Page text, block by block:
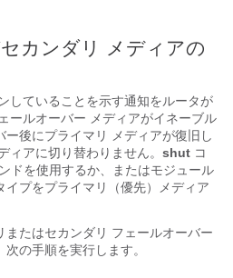
カンダリ メディアの
していることを示す通知をルータが
ールオーバー メディアがイネーブル
後にプライマリ メディアが復旧し
ィアに切り替わりません。 shut コ
ドを使用するか、またはモジュール
イプをプライマリ（優先）メディア
たはセカンダリ フェールオーバー
の手順を実行します。